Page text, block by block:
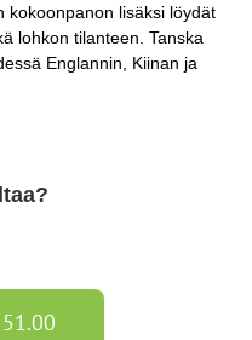
kokoonpanon lisäksi löydät
lohkon tilanteen. Tanska
Englannin, Kiinan ja
51.00